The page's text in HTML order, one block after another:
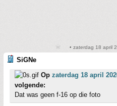
• zaterdag 18 april
SiGNe
Op zaterdag 18 april
volgende:
Dat was geen f-16 op die foto